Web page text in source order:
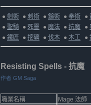
● 劍術 ● 刺術 ● 鎚術 ● 拳術 ●
● 聖騎 ● 死靈 ● 魔法 ● 抗魔 ●
● 鐵匠 ● 挖礦 ● 伐木 ● 木工 ●
Resisting Spells - 抗魔
作者 GM Saga
職業名稱
Mage 法師